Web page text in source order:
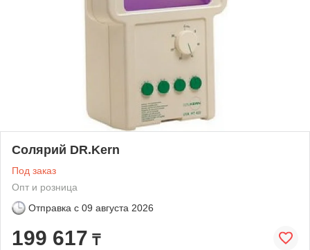
Солярий DR.Kern
Под заказ
Опт и розница
Отправка с 09 августа 2026
199 617 ₸